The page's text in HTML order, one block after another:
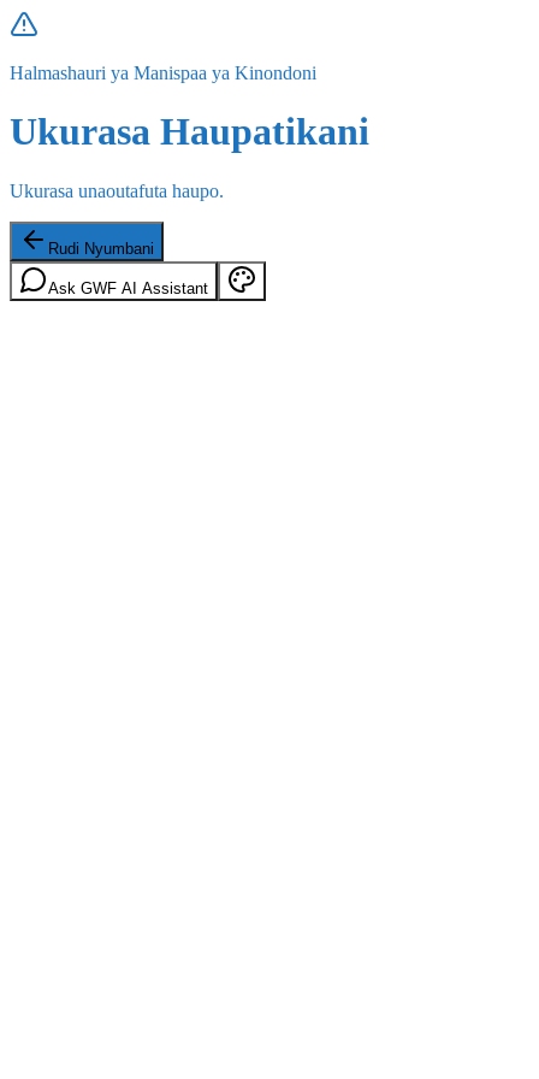
Halmashauri ya Manispaa ya Kinondoni
Ukurasa Haupatikani
Ukurasa unaoutafuta haupo.
Rudi Nyumbani
Ask GWF AI Assistant